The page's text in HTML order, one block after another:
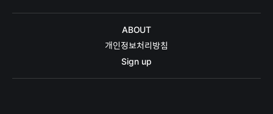
ABOUT
개인정보처리방침
Sign up